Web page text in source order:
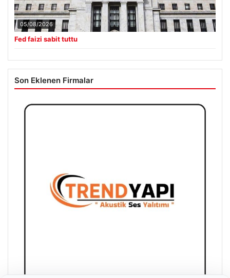
05/08/2026
Fed faizi sabit tuttu
Son Eklenen Firmalar